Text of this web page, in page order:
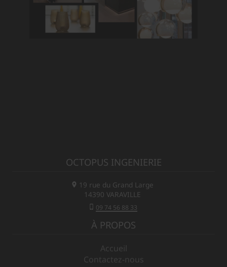
OCTOPUS INGENIERIE
19 rue du Grand Large
14390 VARAVILLE
09 74 56 88 33
À PROPOS
Accueil
Contactez-nous